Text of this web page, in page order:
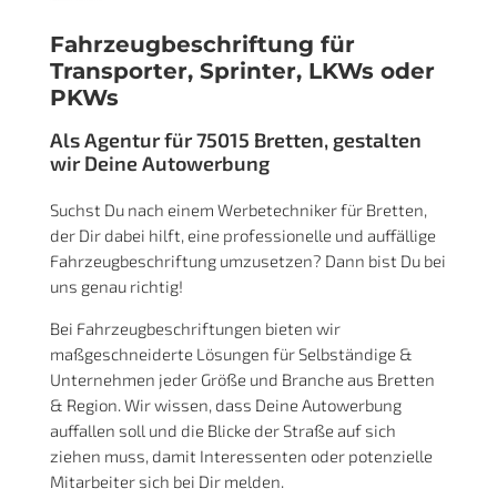
Fahrzeugbeschriftung für
Transporter, Sprinter, LKWs oder
PKWs
Als Agentur für 75015 Bretten, gestalten
wir Deine Autowerbung
Suchst Du nach einem Werbetechniker für Bretten,
der Dir dabei hilft, eine professionelle und auffällige
Fahrzeugbeschriftung umzusetzen? Dann bist Du bei
uns genau richtig!
Bei Fahrzeugbeschriftungen bieten wir
maßgeschneiderte Lösungen für Selbständige &
Unternehmen jeder Größe und Branche aus Bretten
& Region. Wir wissen, dass Deine Autowerbung
auffallen soll und die Blicke der Straße auf sich
ziehen muss, damit Interessenten oder potenzielle
Mitarbeiter sich bei Dir melden.